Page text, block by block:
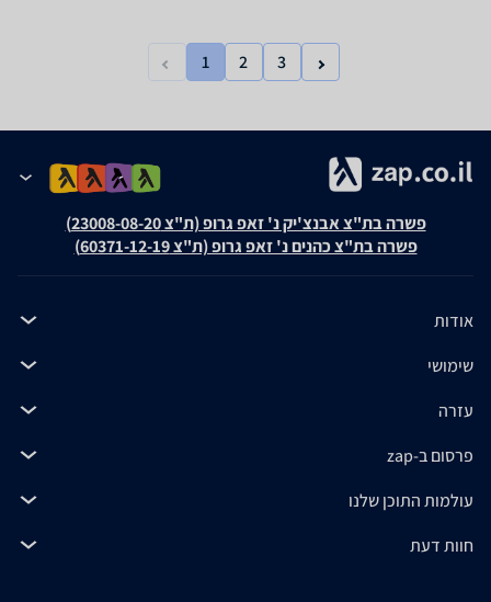
1 2 3
פשרה בת"צ אבנצ'יק נ' זאפ גרופ (ת"צ 23008-08-20)
פשרה בת"צ כהנים נ' זאפ גרופ (ת"צ 60371-12-19)
אודות
שימושי
עזרה
פרסום ב-zap
עולמות התוכן שלנו
חוות דעת